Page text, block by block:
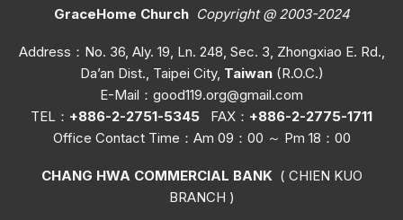
GraceHome Church Copyright @ 2003-2024
Address：No. 36, Aly. 19, Ln. 248, Sec. 3, Zhongxiao E. Rd.,
Da’an Dist., Taipei City, Taiwan (R.O.C.)
E-Mail： good119.org@gmail.com
TEL： +886-2-2751-5345 FAX： +886-2-2775-1711
Office Contact Time ：Am 09：00 ～ Pm 18：00
CHANG HWA COMMERCIAL BANK ( CHIEN KUO
BRANCH )